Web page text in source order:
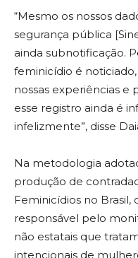
“Mesmo os nossos
segurança pública
ainda subnotificação.
feminicídio é
nossas experiências e
esse registro ainda é
infelizmente”, disse
Na metodologia
produção de
Feminicídios no
responsável pelo
não estatais que
intencionais de